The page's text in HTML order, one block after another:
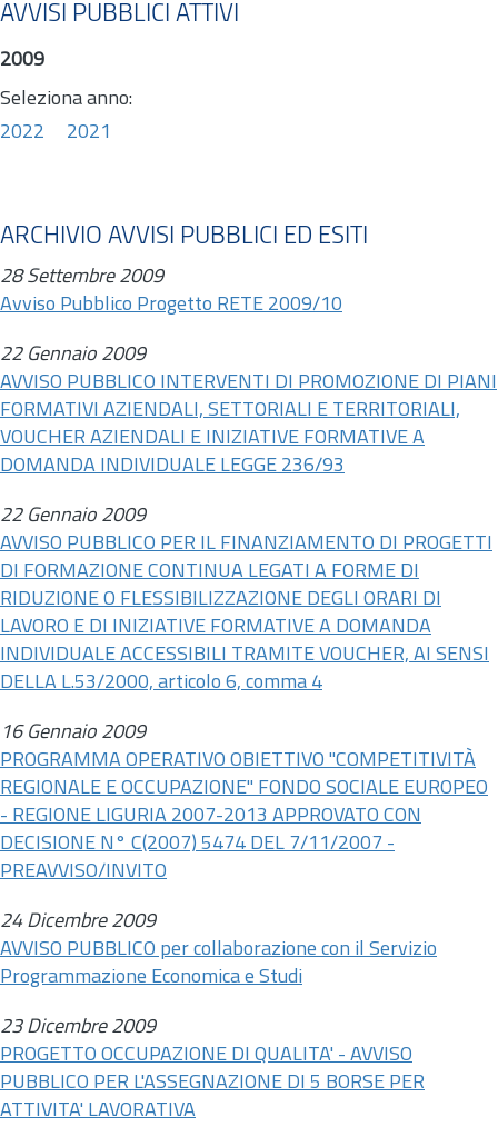
AVVISI PUBBLICI ATTIVI
2009
Seleziona anno:
2022
2021
ARCHIVIO AVVISI PUBBLICI ED ESITI
28 Settembre 2009
Avviso Pubblico Progetto RETE 2009/10
22 Gennaio 2009
AVVISO PUBBLICO INTERVENTI DI PROMOZIONE DI PIANI
FORMATIVI AZIENDALI, SETTORIALI E TERRITORIALI,
VOUCHER AZIENDALI E INIZIATIVE FORMATIVE A
DOMANDA INDIVIDUALE LEGGE 236/93
22 Gennaio 2009
AVVISO PUBBLICO PER IL FINANZIAMENTO DI PROGETTI
DI FORMAZIONE CONTINUA LEGATI A FORME DI
RIDUZIONE O FLESSIBILIZZAZIONE DEGLI ORARI DI
LAVORO E DI INIZIATIVE FORMATIVE A DOMANDA
INDIVIDUALE ACCESSIBILI TRAMITE VOUCHER, AI SENSI
DELLA L.53/2000, articolo 6, comma 4
16 Gennaio 2009
PROGRAMMA OPERATIVO OBIETTIVO "COMPETITIVITÀ
REGIONALE E OCCUPAZIONE" FONDO SOCIALE EUROPEO
- REGIONE LIGURIA 2007-2013 APPROVATO CON
DECISIONE N° C(2007) 5474 DEL 7/11/2007 -
PREAVVISO/INVITO
24 Dicembre 2009
AVVISO PUBBLICO per collaborazione con il Servizio
Programmazione Economica e Studi
23 Dicembre 2009
PROGETTO OCCUPAZIONE DI QUALITA' - AVVISO
PUBBLICO PER L'ASSEGNAZIONE DI 5 BORSE PER
ATTIVITA' LAVORATIVA